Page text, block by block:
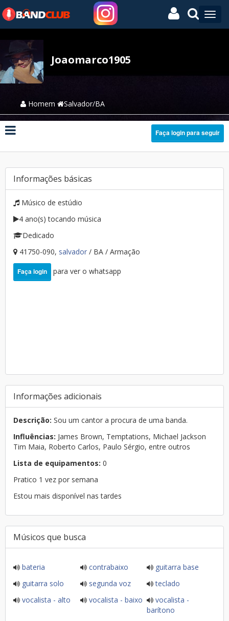
Joaomarco1905
Homem Salvador/BA
Faça login para seguir
Informações básicas
Músico de estúdio
4 ano(s) tocando música
Dedicado
41750-090, salvador / BA / Armação
Faça login para ver o whatsapp
Informações adicionais
Descrição: Sou um cantor a procura de uma banda.
Influências: James Brown, Temptations, Michael Jackson
Tim Maia, Roberto Carlos, Paulo Sérgio, entre outros
Lista de equipamentos: 0
Pratico 1 vez por semana
Estou mais disponível nas tardes
Músicos que busca
bateria contrabaixo
guitarra base
guitarra solo
segunda voz
teclado
vocalista - alto
vocalista - baixo
vocalista -
barítono